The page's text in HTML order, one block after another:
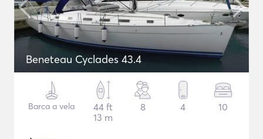
Beneteau Cyclades 43.4
Barca a vela
44 ft
13 m
8 4 10